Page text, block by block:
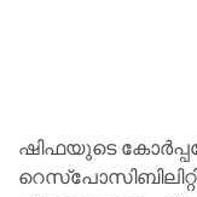
ഷിഫയുടെ